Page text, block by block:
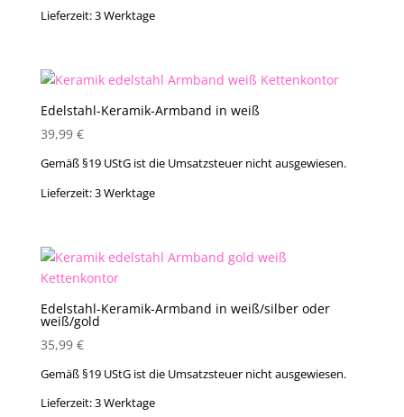
Lieferzeit:3 Werktage
Edelstahl-Keramik-Armband in weiß
39,99 €
Gemäß §19 UStG ist die Umsatzsteuer nicht ausgewiesen.
Lieferzeit:3 Werktage
Edelstahl-Keramik-Armband in weiß/silber oder
weiß/gold
35,99 €
Gemäß §19 UStG ist die Umsatzsteuer nicht ausgewiesen.
Lieferzeit:3 Werktage